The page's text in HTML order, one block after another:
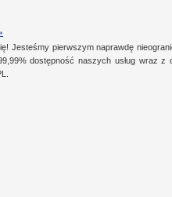
Jesteśmy pierwszym naprawdę
dostępność naszych usług wraz